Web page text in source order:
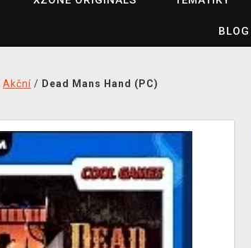
BLOG
Akční / Dead Mans Hand (PC)